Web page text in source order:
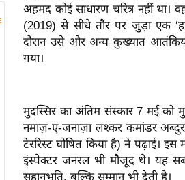
अहमद कोई साधारण चरित्र नहीं
(2019) से सीधे तौर पर जुड़ा एक
दौरान उसे और अन्य कुख्यात
गया।
मुदस्सिर का अंतिम संस्कार 7 मई को
नमाज़-ए-जनाज़ा लश्कर कमांडर अब्दुर
टेररिस्ट घोषित किया है) ने पढ़ाई।
इंस्पेक्टर जनरल भी मौजूद थे। यह सब
सहानुभूति, बल्कि सम्मान भी देती है।